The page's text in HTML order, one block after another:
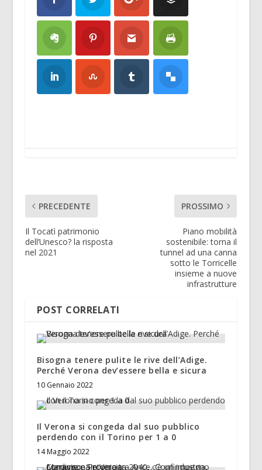
PRECEDENTE
Il Tocatì patrimonio
dell’Unesco? la risposta
nel 2021
PROSSIMO
Piano mobilità
sostenibile: torna il
tunnel ad una canna
sotto le Torricelle
insieme a nuove
infrastrutture
POST CORRELATI
Bisogna tenere pulite le rive dell’Adige.
Perché Verona dev’essere bella e sicura
10 Gennaio 2022
Il Verona si congeda dal suo pubblico
perdendo con il Torino per 1 a 0
14 Maggio 2022